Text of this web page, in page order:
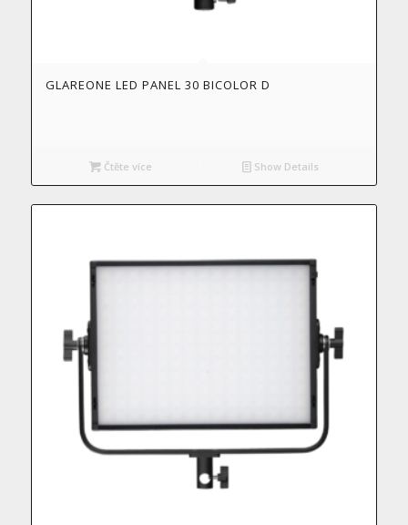
GLAREONE LED PANEL 30 BICOLOR D
Čtěte více Show Details